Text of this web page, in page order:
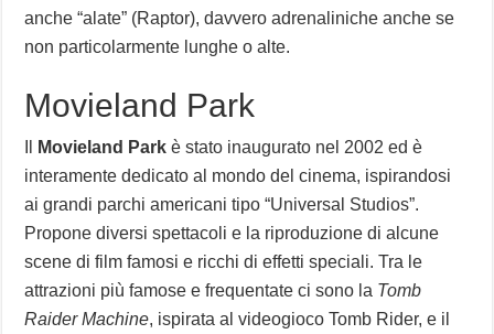
anche “alate” (Raptor), davvero adrenaliniche anche se
non particolarmente lunghe o alte.
Movieland Park
Movieland Park è stato inaugurato nel 2002 ed è
interamente dedicato al mondo del cinema, ispirandosi
ai grandi parchi americani tipo “Universal Studios”.
Propone diversi spettacoli e la riproduzione di alcune
scene di film famosi e ricchi di effetti speciali. Tra le
attrazioni più famose e frequentate ci sono la Tomb
Raider Machine, ispirata al videogioco Tomb Rider, e il